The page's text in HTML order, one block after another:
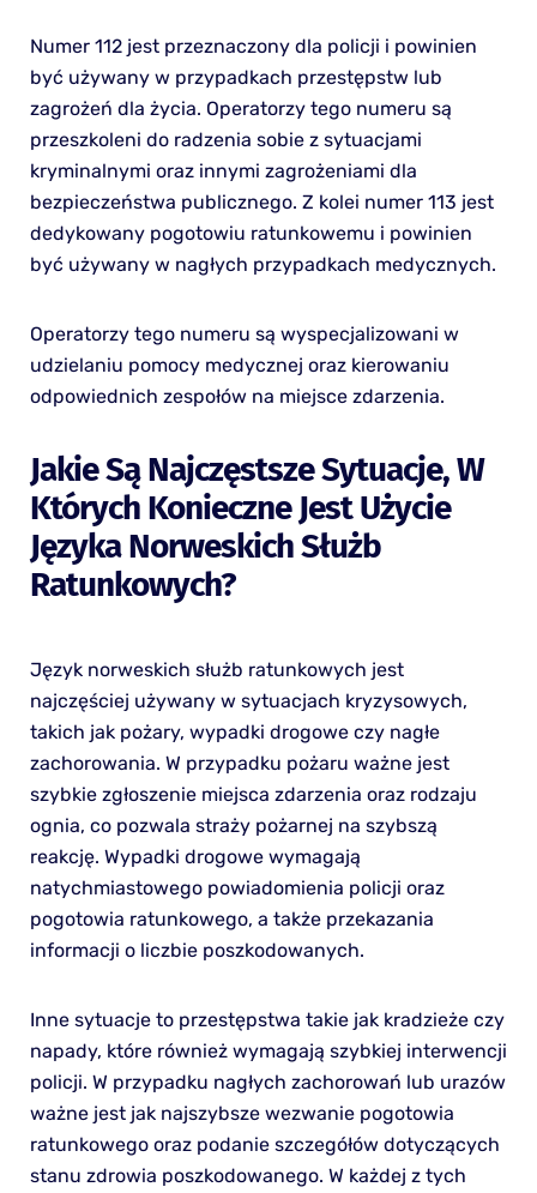
Numer 112 jest przeznaczony dla policji i powinien
być używany w przypadkach przestępstw lub
zagrożeń dla życia. Operatorzy tego numeru są
przeszkoleni do radzenia sobie z sytuacjami
kryminalnymi oraz innymi zagrożeniami dla
bezpieczeństwa publicznego. Z kolei numer 113 jest
dedykowany pogotowiu ratunkowemu i powinien
być używany w nagłych przypadkach medycznych.
Operatorzy tego numeru są wyspecjalizowani w
udzielaniu pomocy medycznej oraz kierowaniu
odpowiednich zespołów na miejsce zdarzenia.
Jakie Są Najczęstsze Sytuacje, W
Których Konieczne Jest Użycie
Języka Norweskich Służb
Ratunkowych?
Język norweskich służb ratunkowych jest
najczęściej używany w sytuacjach kryzysowych,
takich jak pożary, wypadki drogowe czy nagłe
zachorowania. W przypadku pożaru ważne jest
szybkie zgłoszenie miejsca zdarzenia oraz rodzaju
ognia, co pozwala straży pożarnej na szybszą
reakcję. Wypadki drogowe wymagają
natychmiastowego powiadomienia policji oraz
pogotowia ratunkowego, a także przekazania
informacji o liczbie poszkodowanych.
Inne sytuacje to przestępstwa takie jak kradzieże czy
napady, które również wymagają szybkiej interwencji
policji. W przypadku nagłych zachorowań lub urazów
ważne jest jak najszybsze wezwanie pogotowia
ratunkowego oraz podanie szczegółów dotyczących
stanu zdrowia poszkodowanego. W każdej z tych